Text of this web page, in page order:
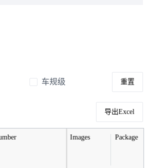
车规级 重置
导出Excel
Images Package